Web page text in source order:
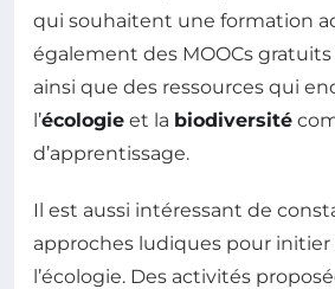
qui souhaitent une formation
également des MOOCs
ainsi que des ressources qui
l’écologie et la biodiversité
d’apprentissage.
Il est aussi intéressant de
approches ludiques pour initier
l’écologie. Des activités